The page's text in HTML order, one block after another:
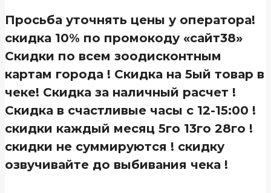
Просьба уточнять цены у оператора!
скидка 10% по промокоду «сайт38»
Скидки по всем зоодисконтным
картам города ! Скидка на 5ый товар в
чеке! Скидка за наличный расчет !
Скидка в счастливые часы с 12-15:00 !
скидки каждый месяц 5го 13го 28го !
скидки не суммируются ! скидку
озвучивайте до выбивания чека !